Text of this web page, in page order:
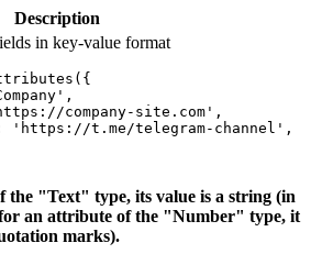
Description
in key-value format
company-site.com',
'https://t.me/telegram-channel',
the "Text" type, its value is a string (in
an attribute of the "Number" type, it
marks).